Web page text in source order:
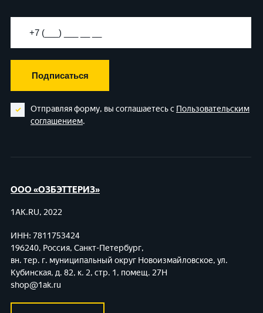
Подписаться
Отправляя форму, вы соглашаетесь с Пользовательским
соглашением.
ООО «ОЗБЭТТЕРИЗ»
1AK.RU, 2022
ИНН: 7811753424
196240, Россия, Санкт-Петербург,
вн. тер. г. муниципальный округ Новоизмайловское, ул.
Кубинская, д. 82, к. 2, стр. 1, помещ. 27Н
shop@1ak.ru